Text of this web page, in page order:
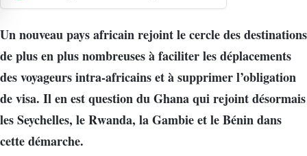
Un nouveau pays africain rejoint le cercle des destinations
de plus en plus nombreuses à faciliter les déplacements
des voyageurs intra-africains et à supprimer l’obligation
de visa. Il en est question du Ghana qui rejoint désormais
les Seychelles, le Rwanda, la Gambie et le Bénin dans
cette démarche.